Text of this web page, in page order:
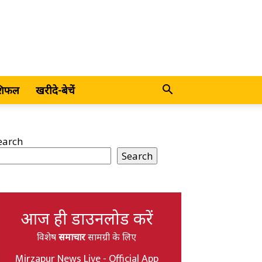
खरीदे-बेचें
Search
आज ही डाउनलोड करें
विशेषसमाचारसामग्री के लिए